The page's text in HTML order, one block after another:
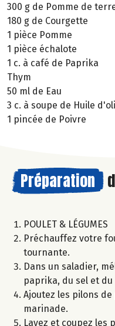
300 g de Pomme de
180 g de Courgette
1 pièce Pomme
1 pièce échalote
1 c. à café de Paprika
Thym
50 ml de Eau
3 c. à soupe de Huile
1 pincée de Poivre
Préparation
POULET & LÉGUMES
Préchauffez votre
tournante.
Dans un saladier,
paprika, du sel et du
Ajoutez les pilons
marinade.
Lavez et coupez les